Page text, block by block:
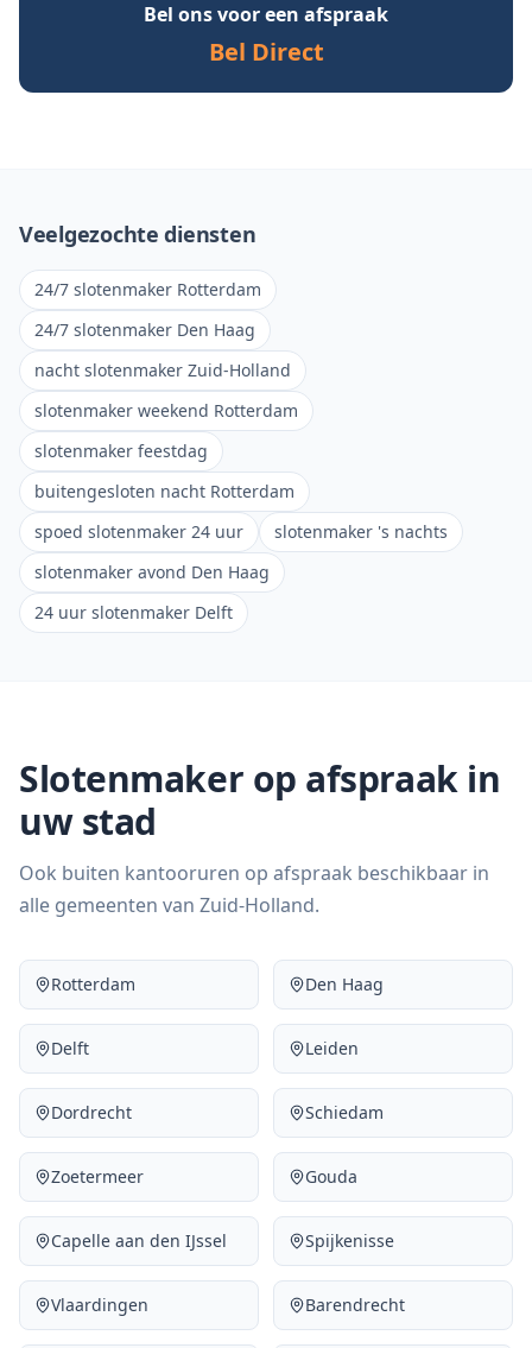
Bel ons voor een afspraak
Bel Direct
Veelgezochte diensten
24/7 slotenmaker Rotterdam
24/7 slotenmaker Den Haag
nacht slotenmaker Zuid-Holland
slotenmaker weekend Rotterdam
slotenmaker feestdag
buitengesloten nacht Rotterdam
spoed slotenmaker 24 uur
slotenmaker 's nachts
slotenmaker avond Den Haag
24 uur slotenmaker Delft
Slotenmaker op afspraak in
uw stad
Ook buiten kantooruren op afspraak beschikbaar in
alle gemeenten van Zuid-Holland.
Rotterdam Den Haag
Delft Leiden
Dordrecht Schiedam
Zoetermeer Gouda
Capelle aan den IJssel Spijkenisse
Vlaardingen Barendrecht